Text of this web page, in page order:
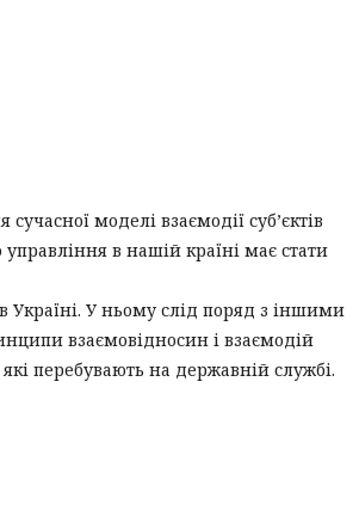
моделі взаємодії суб’єктів
в нашій країні має стати
Україні. У ньому слід поряд з іншими
взаємовідносин і взаємодій
перебувають на державній службі.